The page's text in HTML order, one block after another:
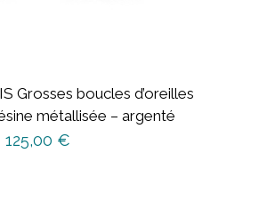
Grosses boucles d’oreilles
métallisée – argenté
125,00 €